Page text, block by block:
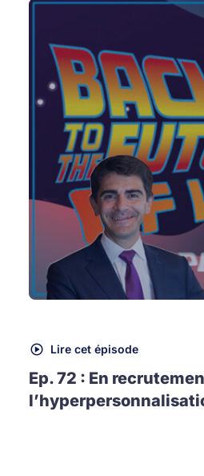
Lire cet épisode
Ep. 72 : En